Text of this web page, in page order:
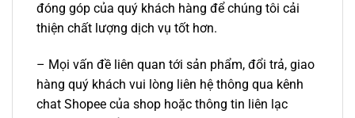
đóng góp của quý khách hàng để chúng tôi cải
thiện chất lượng dịch vụ tốt hơn.
– Mọi vấn đề liên quan tới sản phẩm, đổi trả, giao
hàng quý khách vui lòng liên hệ thông qua kênh
chat Shopee của shop hoặc thông tin liên lạc